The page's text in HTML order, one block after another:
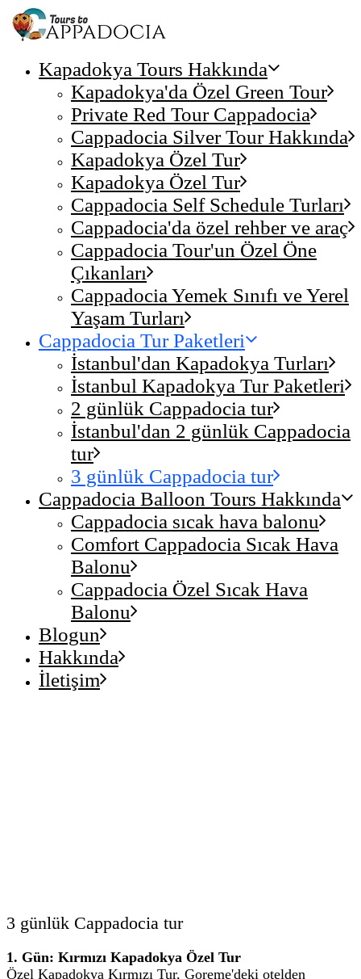
Kapadokya Tours Hakkında
Kapadokya'da Özel Green Tour
Private Red Tour Cappadocia
Cappadocia Silver Tour Hakkında
Kapadokya Özel Tur
Kapadokya Özel Tur
Cappadocia Self Schedule Turları
Cappadocia'da özel rehber ve araç
Cappadocia Tour'un Özel Öne
Çıkanları
Cappadocia Yemek Sınıfı ve Yerel
Yaşam Turları
Cappadocia Tur Paketleri
İstanbul'dan Kapadokya Turları
İstanbul Kapadokya Tur Paketleri
2 günlük Cappadocia tur
İstanbul'dan 2 günlük Cappadocia
tur
3 günlük Cappadocia tur
Cappadocia Balloon Tours Hakkında
Cappadocia sıcak hava balonu
Comfort Cappadocia Sıcak Hava
Balonu
Cappadocia Özel Sıcak Hava
Balonu
Blogun
Hakkında
İletişim
3 günlük Cappadocia tur
1. Gün: Kırmızı Kapadokya Özel Tur
Özel Kapadokya Kırmızı Tur, Goreme'deki otelden